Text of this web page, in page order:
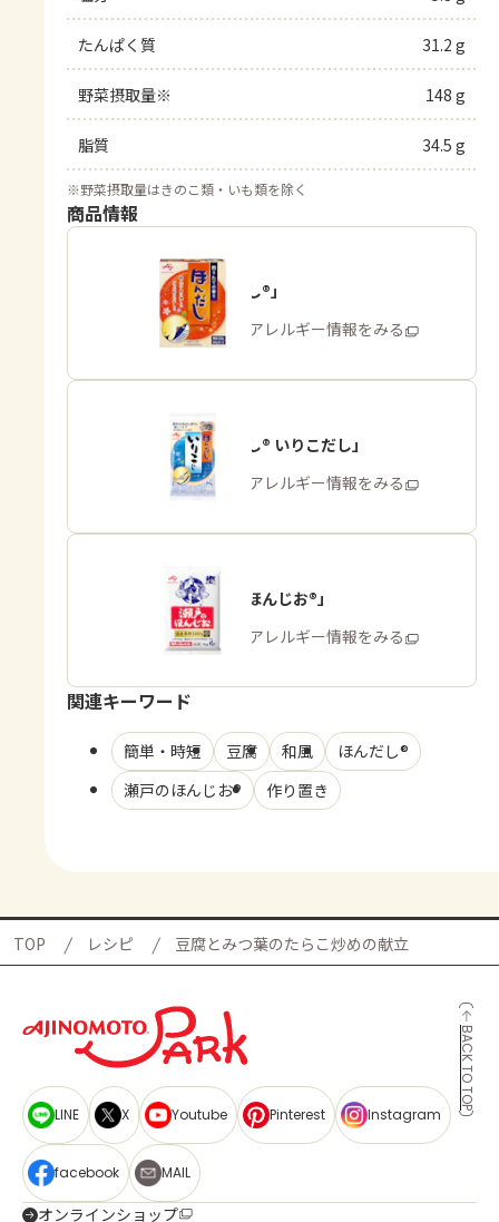
たんぱく質 31.2 g
野菜摂取量※ 148 g
脂質 34.5 g
※野菜摂取量はきのこ類・いも類を除く
商品情報
「ほんだし®」
商品・アレルギー情報をみる
「ほんだし® いりこだし」
商品・アレルギー情報をみる
「瀬戸のほんじお®」
商品・アレルギー情報をみる
関連キーワード
簡単・時短 豆腐 和風
ほんだし®
瀬戸のほんじお®
作り置き
TOP レシピ 豆腐とみつ葉のたらこ炒めの献立
BACK TO TOP
LINE X Youtube Pinterest Instagram
facebook MAIL
オンラインショップ